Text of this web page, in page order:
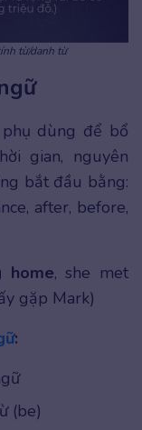
từ/danh từ
dùng để bổ
gian, nguyên
bắt đầu bằng:
after, before,
home, she met
gặp Mark)
:
(be)